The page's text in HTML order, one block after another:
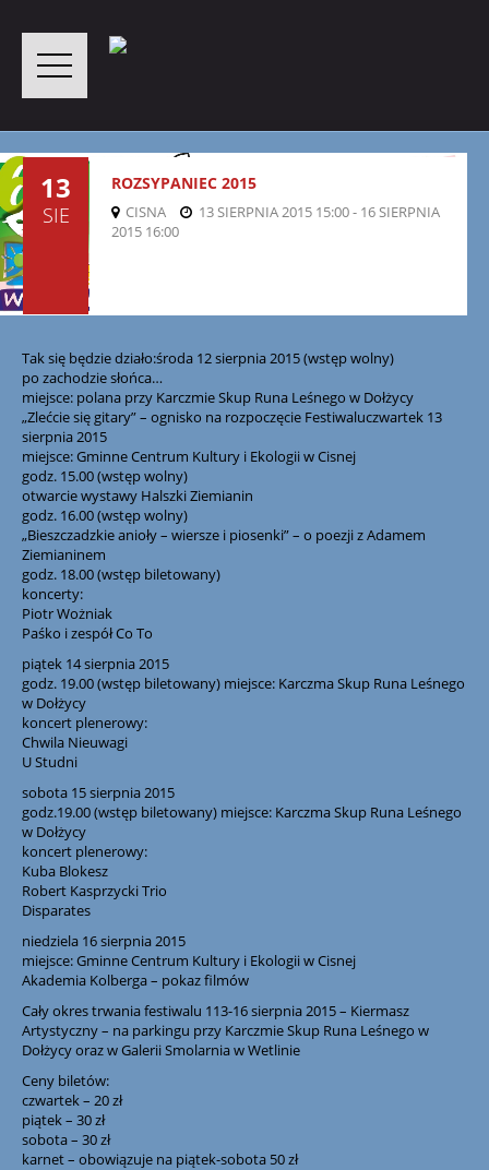
13
SIE
ROZSYPANIEC 2015
CISNA
13 SIERPNIA 2015 15:00 - 16 SIERPNIA
2015 16:00
Tak się będzie działo:środa 12 sierpnia 2015 (wstęp wolny)
po zachodzie słońca…
miejsce: polana przy Karczmie Skup Runa Leśnego w Dołżycy
„Zlećcie się gitary” – ognisko na rozpoczęcie Festiwaluczwartek 13
sierpnia 2015
miejsce: Gminne Centrum Kultury i Ekologii w Cisnej
godz. 15.00 (wstęp wolny)
otwarcie wystawy Halszki Ziemianin
godz. 16.00 (wstęp wolny)
„Bieszczadzkie anioły – wiersze i piosenki” – o poezji z Adamem
Ziemianinem
godz. 18.00 (wstęp biletowany)
koncerty:
Piotr Wożniak
Paśko i zespół Co To
piątek 14 sierpnia 2015
godz. 19.00 (wstęp biletowany) miejsce: Karczma Skup Runa Leśnego
w Dołżycy
koncert plenerowy:
Chwila Nieuwagi
U Studni
sobota 15 sierpnia 2015
godz.19.00 (wstęp biletowany) miejsce: Karczma Skup Runa Leśnego
w Dołżycy
koncert plenerowy:
Kuba Blokesz
Robert Kasprzycki Trio
Disparates
niedziela 16 sierpnia 2015
miejsce: Gminne Centrum Kultury i Ekologii w Cisnej
Akademia Kolberga – pokaz filmów
Cały okres trwania festiwalu 113-16 sierpnia 2015 – Kiermasz
Artystyczny – na parkingu przy Karczmie Skup Runa Leśnego w
Dołżycy oraz w Galerii Smolarnia w Wetlinie
Ceny biletów:
czwartek – 20 zł
piątek – 30 zł
sobota – 30 zł
karnet – obowiązuje na piątek-sobota 50 zł